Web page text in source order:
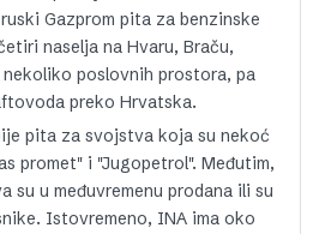
Gazprom pita za benzinske
naselja na Hvaru, Braču,
poslovnih prostora, pa
preko Hrvatska.
pita za svojstva koja su nekoć
promet" i "Jugopetrol". Međutim,
su u međuvremenu prodana ili su
Istovremeno, INA ima oko